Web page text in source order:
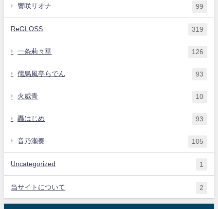
響咲リオナ 99
ReGLOSS 319
一条莉々華 126
儒烏風亭らでん 93
火威青 10
轟はじめ 93
音乃瀬奏 105
Uncategorized 1
当サイトについて 2